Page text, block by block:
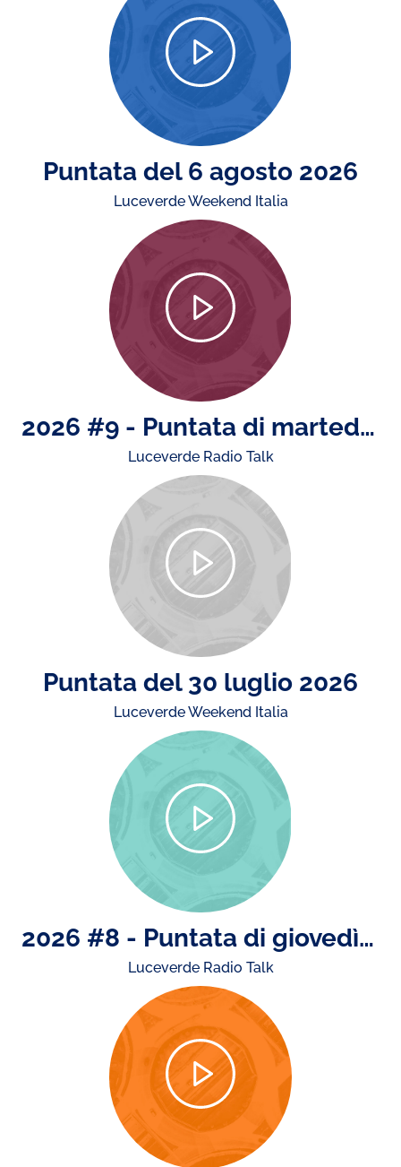
Puntata del 6 agosto 2026
Luceverde Weekend Italia
2026 #9 - Puntata di martedì 4 agosto: il rapporto ACI - Istat sugli incidenti stradali, news da e su Monza e la presenza di ACI nell'estate
Luceverde Radio Talk
Puntata del 30 luglio 2026
Luceverde Weekend Italia
2026 #8 - Puntata di giovedì 23 luglio: il concerto di Ultimo e storiche esibizioni dal vivo..
Luceverde Radio Talk